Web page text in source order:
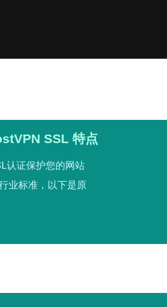
SSL 特点
认证保护您的网站
业标准，以下是原